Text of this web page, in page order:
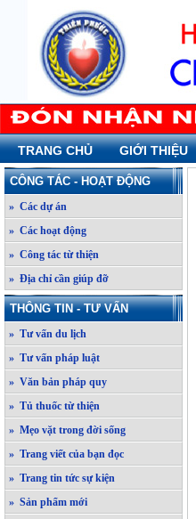
TRANG CHỦ GIỚI THIỆU
CÔNG TÁC - HOẠT ĐỘNG
» Các dự án
» Các hoạt động
» Công tác từ thiện
» Địa chỉ cần giúp đỡ
THÔNG TIN - TƯ VẤN
» Tư vấn du lịch
» Tư vấn pháp luật
» Văn bản pháp quy
» Tủ thuốc từ thiện
» Mẹo vặt trong đời sống
» Trang viết của bạn đọc
» Trang tin tức sự kiện
» Sản phẩm mới